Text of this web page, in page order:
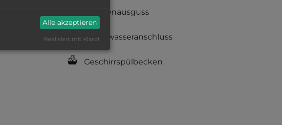
Fäkalienausguss
Frischwasseranschluss
Geschirrspülbecken
Alle akzeptieren
Realisiert mit Klaro!